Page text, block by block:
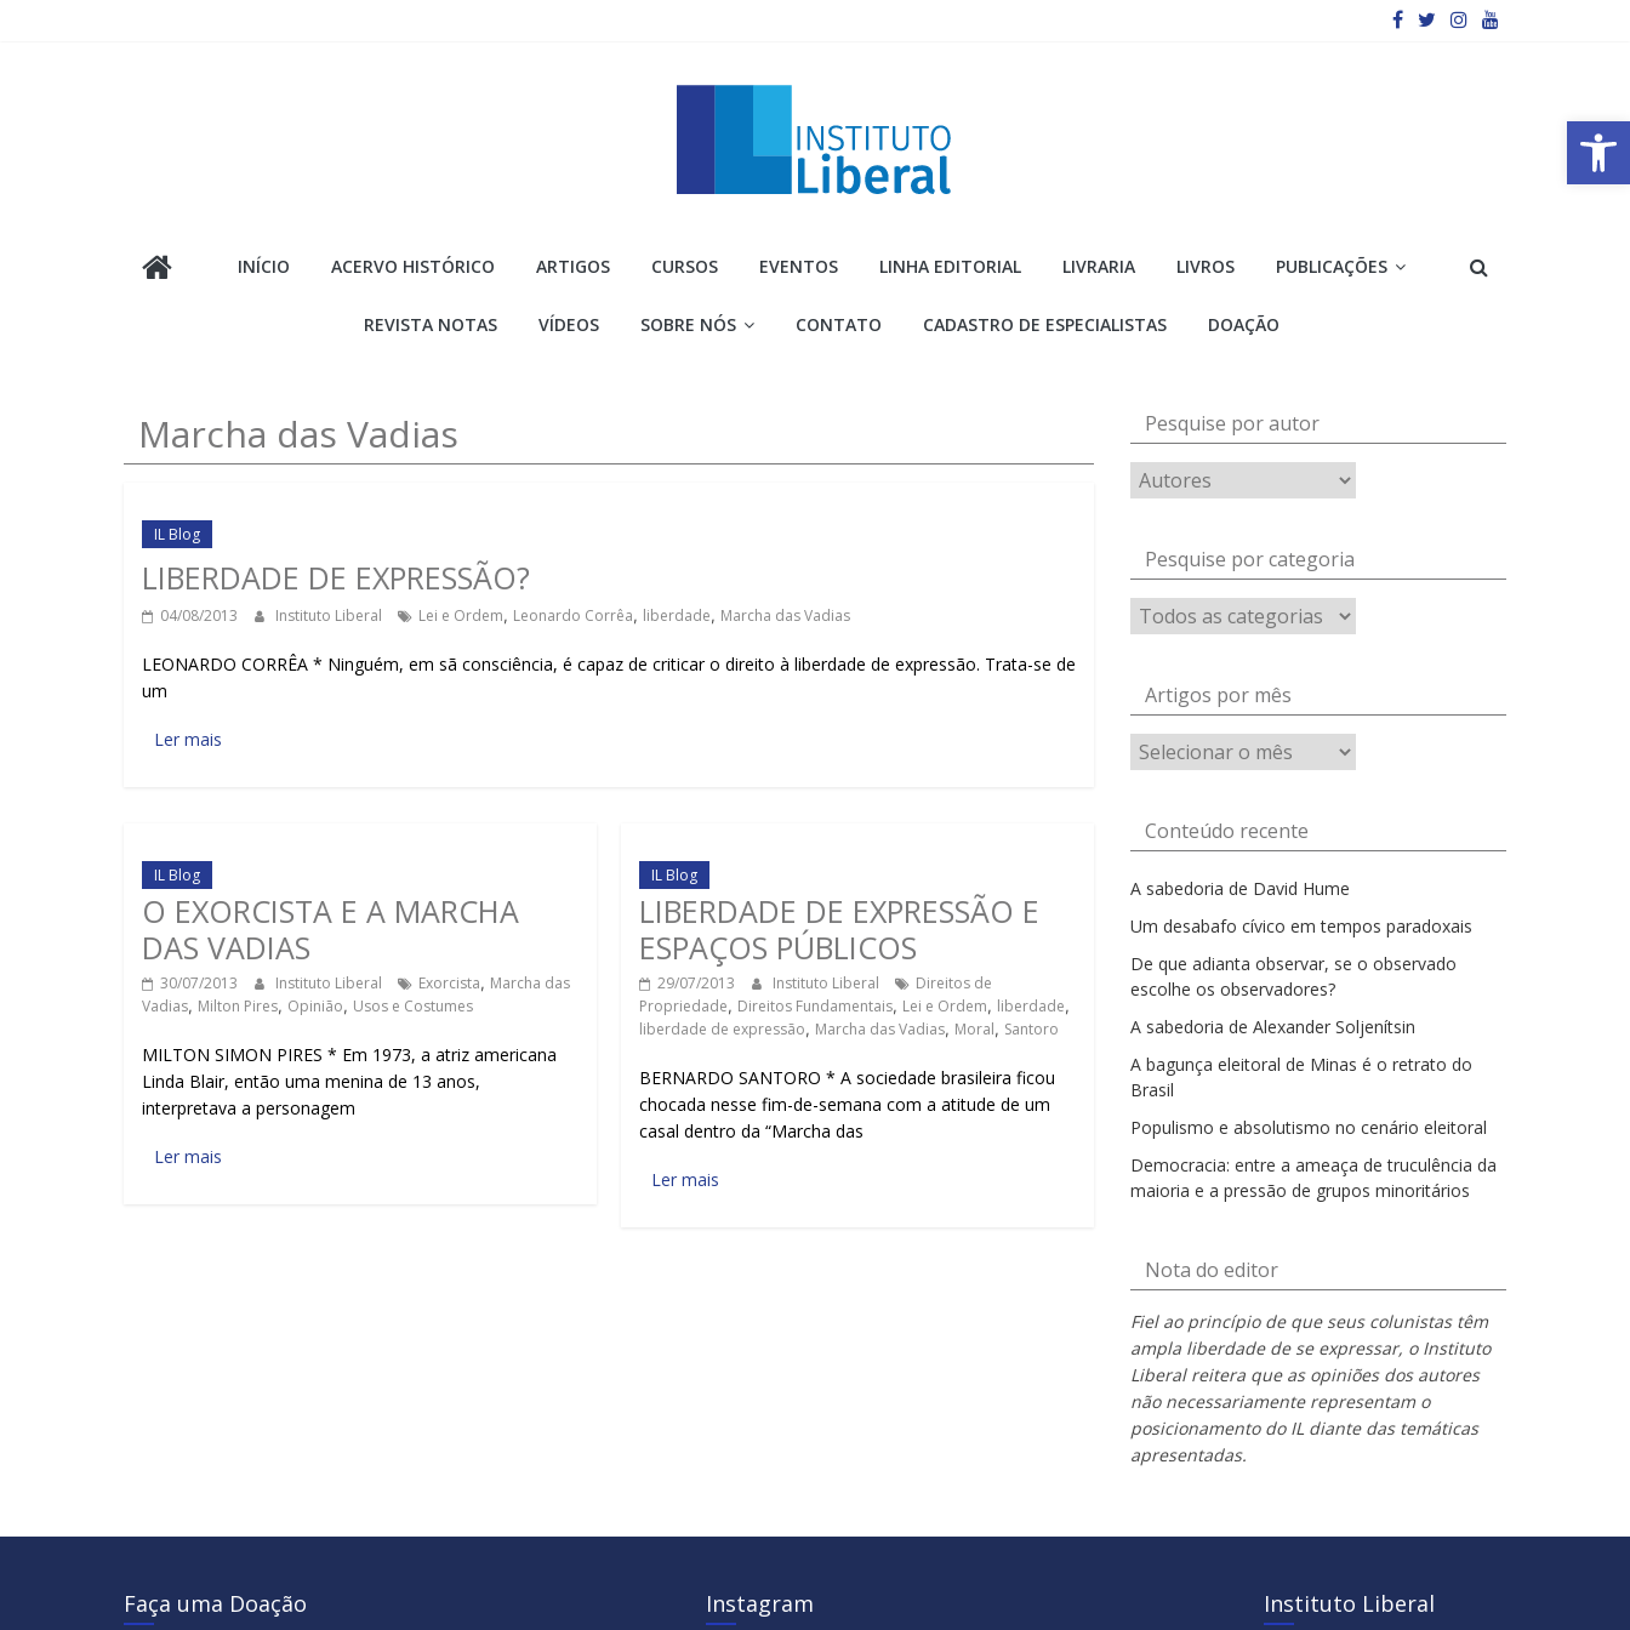
Barra de Ferramentas Aberta
Liberal
mais
INÍCIO ACERVO HISTÓRICO ARTIGOS CURSOS EVENTOS LINHA EDITORIAL LIVRARIA LIVROS PUBLICAÇÕES
REVISTA NOTAS VÍDEOS SOBRE NÓS CONTATO CADASTRO DE ESPECIALISTAS DOAÇÃO
Marcha das Vadias
IL Blog
LIBERDADE DE EXPRESSÃO?
04/08/2013 Instituto Liberal Lei e Ordem, Leonardo Corrêa, liberdade, Marcha das Vadias
LEONARDO CORRÊA * Ninguém, em sã consciência, é capaz de criticar o direito à liberdade de expressão. Trata-se de
um
Ler mais
IL Blog
O EXORCISTA E A MARCHA
DAS VADIAS
30/07/2013 Instituto Liberal Exorcista, Marcha das
Vadias, Milton Pires, Opinião, Usos e Costumes
MILTON SIMON PIRES * Em 1973, a atriz americana
Linda Blair, então uma menina de 13 anos,
interpretava a personagem
Ler mais
IL Blog
LIBERDADE DE EXPRESSÃO E
ESPAÇOS PÚBLICOS
29/07/2013 Instituto Liberal
Direitos de
Propriedade, Direitos Fundamentais, Lei e Ordem, liberdade,
liberdade de expressão, Marcha das Vadias, Moral, Santoro
BERNARDO SANTORO * A sociedade brasileira ficou
chocada nesse fim-de-semana com a atitude de um
casal dentro da “Marcha das
Ler mais
Pesquise por autor
Pesquise por categoria
Artigos por mês
Artigos
por
Conteúdo recente
A sabedoria de David Hume
Um desabafo cívico em tempos paradoxais
De que adianta observar, se o observado
escolhe os observadores?
A sabedoria de Alexander Soljenítsin
A bagunça eleitoral de Minas é o retrato do
Brasil
Populismo e absolutismo no cenário eleitoral
Democracia: entre a ameaça de truculência da
maioria e a pressão de grupos minoritários
Nota do editor
Fiel ao princípio de que seus colunistas têm
ampla liberdade de se expressar, o Instituto
Liberal reitera que as opiniões dos autores
não necessariamente representam o
posicionamento do IL diante das temáticas
apresentadas.
Faça uma Doação Instagram Instituto Liberal